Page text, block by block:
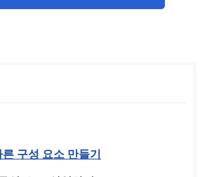
구성 요소 만들기